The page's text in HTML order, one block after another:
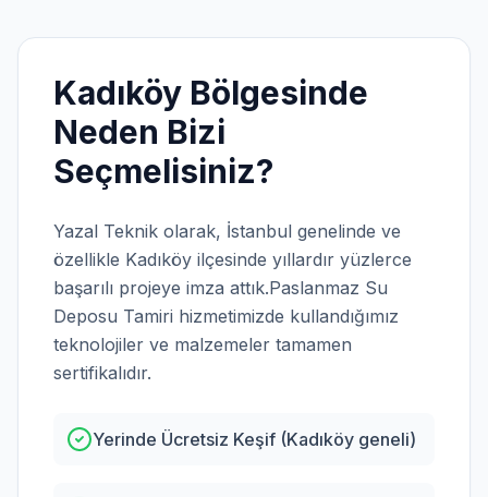
Kadıköy Bölgesinde
Neden Bizi
Seçmelisiniz?
Yazal Teknik olarak, İstanbul genelinde ve
özellikle Kadıköy ilçesinde yıllardır yüzlerce
başarılı projeye imza attık.Paslanmaz Su
Deposu Tamiri hizmetimizde kullandığımız
teknolojiler ve malzemeler tamamen
sertifikalıdır.
Yerinde Ücretsiz Keşif (Kadıköy geneli)